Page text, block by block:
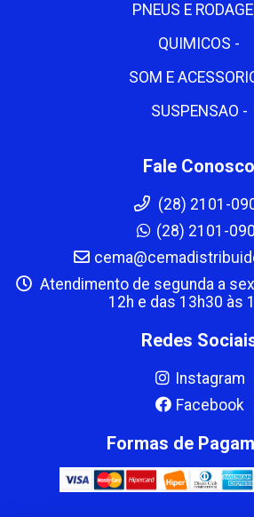
PNEUS E
QUIMICOS -
SOM E
SUSPENSAO -
Fale Conosco
(28) 2101-
(28) 2101-
Atendimento de segunda a
12h e das 13h30 às
Redes
Instagram
Facebook
Formas de